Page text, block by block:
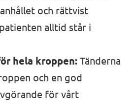
och rättvist
alltid står i
hela kroppen: Tänderna
och en god
för vårt